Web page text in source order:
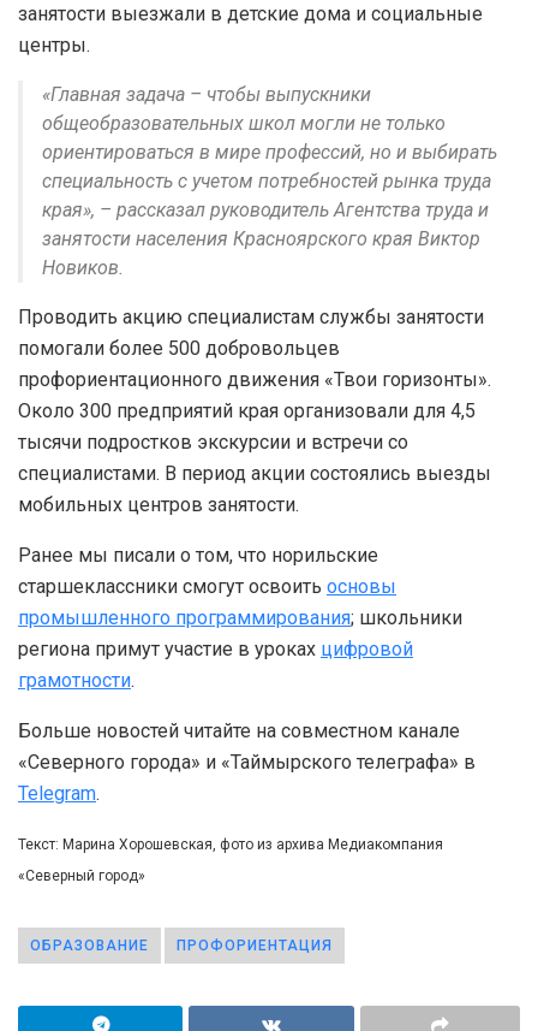
занятости выезжали в детские дома и социальные
центры.
«Главная задача – чтобы выпускники
общеобразовательных школ могли не только
ориентироваться в мире профессий, но и выбирать
специальность с учетом потребностей рынка труда
края», – рассказал руководитель Агентства труда и
занятости населения Красноярского края Виктор
Новиков.
Проводить акцию специалистам службы занятости
помогали более 500 добровольцев
профориентационного движения «Твои горизонты».
Около 300 предприятий края организовали для 4,5
тысячи подростков экскурсии и встречи со
специалистами. В период акции состоялись выезды
мобильных центров занятости.
Ранее мы писали о том, что норильские
старшеклассники смогут освоить основы
промышленного программирования; школьники
региона примут участие в уроках цифровой
грамотности.
Больше новостей читайте на совместном канале
«Северного города» и «Таймырского телеграфа» в
Telegram.
Текст: Марина Хорошевская, фото из архива Медиакомпания
«Северный город»
ОБРАЗОВАНИЕ ПРОФОРИЕНТАЦИЯ